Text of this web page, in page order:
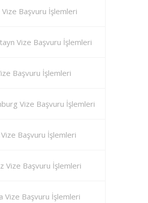
Başvuru İşlemleri
Vize Başvuru İşlemleri
Başvuru İşlemleri
Vize Başvuru İşlemleri
Başvuru İşlemleri
Vize Başvuru İşlemleri
Vize Başvuru İşlemleri